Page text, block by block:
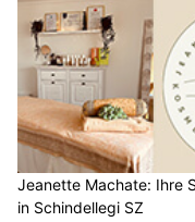
Jeanette Machate: Ihre
in Schindellegi SZ